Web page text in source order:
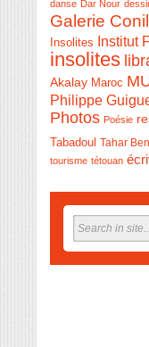
danse Dar Nour
Galerie Conil
Insolites Institut
insolites
Akalay Maroc
Philippe
Photos Poésie
Tabadoul Tahar
tourisme tétouan